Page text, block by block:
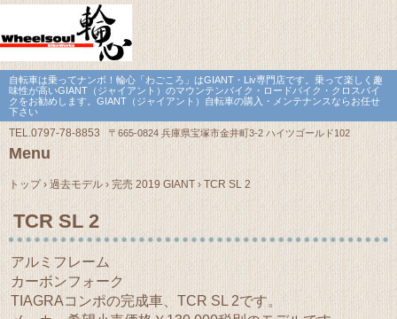
自転車は乗ってナンボ！輪心「わごころ」はGIANT・Liv専門店です。乗って楽しく趣
味性が高いGIANT（ジャイアント）のマウンテンバイク・ロードバイク・クロスバイ
クをお勧めします。GIANT（ジャイアント）自転車の購入・メンテナンスならお任せ
下さい
TEL.0797-78-8853 〒665-0824 兵庫県宝塚市金井町3-2 ハイツゴールド102
Menu
to
トップ › 過去モデル › 完売 2019 GIANT › TCR SL 2
TCR SL 2
アルミフレーム
カーボンフォーク
TIAGRAコンポの完成車、TCR SL 2です。